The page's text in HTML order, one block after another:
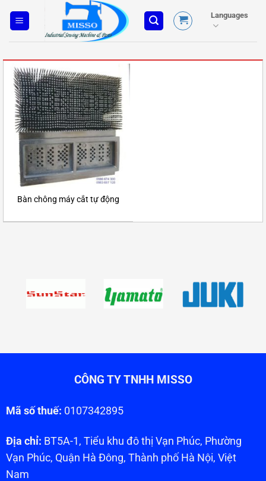
Languages
Bàn chông máy cắt tự động
CÔNG TY TNHH MISSO
Mã số thuế: 0107342895
Địa chỉ: BT5A-1, Tiểu khu đô thị Vạn Phúc, Phường
Vạn Phúc, Quận Hà Đông, Thành phố Hà Nội, Việt
Nam